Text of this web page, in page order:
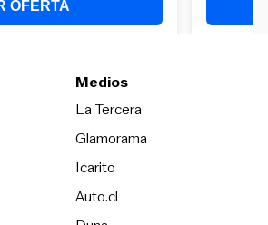
Medios
La TerceraOpens in new
Glamorama
Icarito
Auto.cl